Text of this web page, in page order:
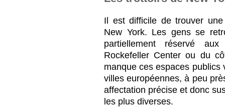
Il est difficile de trouver
New York. Les gens se
partiellement réservé
Rockefeller Center ou du
manque ces espaces
villes européennes, à peu
affectation précise et donc
les plus diverses.